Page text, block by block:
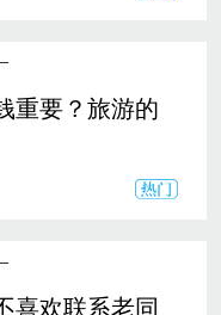
重要？旅游的
喜欢联系老同